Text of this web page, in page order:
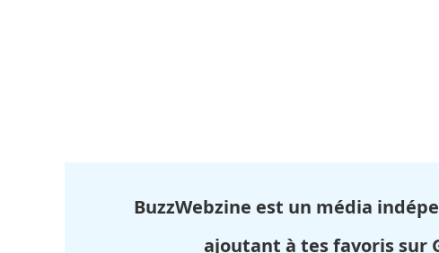
BuzzWebzine est un média
ajoutant à tes favoris sur